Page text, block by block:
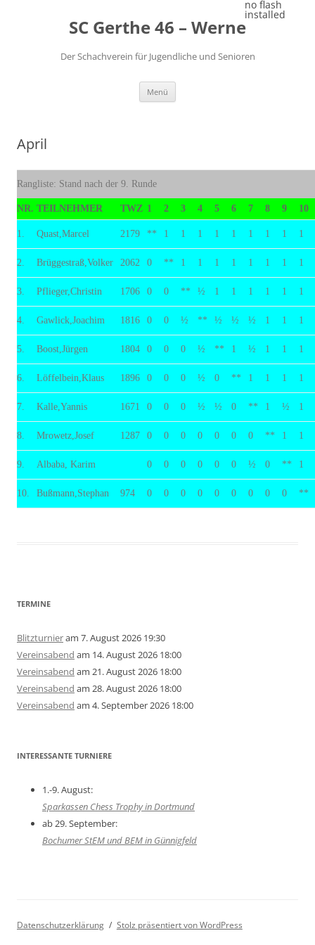
SC Gerthe 46 – Werne
Der Schachverein für Jugendliche und Senioren
Menü
April
Rangliste: Stand nach der 9. Runde
NR. TEILNEHMER TWZ 1 2 3 4 5 6 7 8 9 10
1. Quast,Marcel 2179 ** 1 1 1 1 1 1 1 1 1
2. Brüggestraß,Volker 2062 0 ** 1 1 1 1 1 1 1 1
3. Pflieger,Christin 1706 0 0 ** ½ 1 1 1 1 1 1
4. Gawlick,Joachim 1816 0 0 ½ ** ½ ½ ½ 1 1 1
5. Boost,Jürgen 1804 0 0 0 ½ ** 1 ½ 1 1 1
6. Löffelbein,Klaus 1896 0 0 0 ½ 0 ** 1 1 1 1
7. Kalle,Yannis 1671 0 0 0 ½ ½ 0 ** 1 ½ 1
8. Mrowetz,Josef 1287 0 0 0 0 0 0 0 ** 1 1
9. Albaba, Karim 0 0 0 0 0 0 ½ 0 ** 1
10. Bußmann,Stephan 974 0 0 0 0 0 0 0 0 0 **
TERMINE
Blitzturnieram 7. August 2026 19:30
Vereinsabend am 14. August 2026 18:00
Vereinsabend am 21. August 2026 18:00
Vereinsabend am 28. August 2026 18:00
Vereinsabend am 4. September 2026 18:00
INTERESSANTE TURNIERE
1.-9. August:
Sparkassen Chess Trophy in Dortmund
ab 29. September:
Bochumer StEM und BEM in Günnigfeld
Datenschutzerklärung Stolz präsentiert von WordPress
no flash
installed